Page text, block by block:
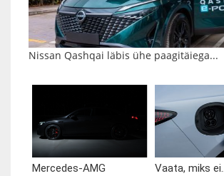
Nissan Qashqai läbis ühe paagitäiega...
Mercedes-AMG
Vaata, miks